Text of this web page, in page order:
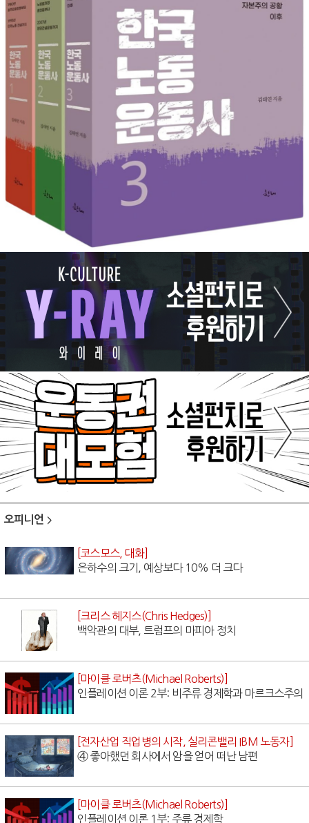
오피니언
[코스모스, 대화]
은하수의 크기, 예상보다 10% 더 크다
[크리스 헤지스(Chris Hedges)]
백악관의 대부, 트럼프의 마피아 정치
[마이클 로버츠(Michael Roberts)]
인플레이션 이론 2부: 비주류 경제학과 마르크스주의
[전자산업 직업병의 시작, 실리콘밸리 IBM 노동자]
④ 좋아했던 회사에서 암을 얻어 떠난 남편
[마이클 로버츠(Michael Roberts)]
인플레이션 이론 1부: 주류 경제학